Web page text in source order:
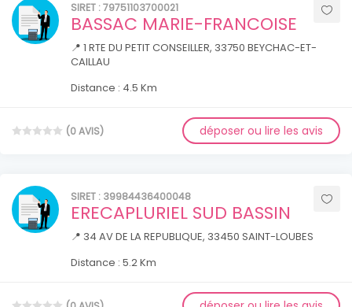
SIRET : 79751103700021
BASSAC MARIE-FRANCOISE
📍 1 RTE DU PETIT CONSEILLER, 33750 BEYCHAC-ET-
CAILLAU
Distance : 4.5 Km
(0 AVIS) déposer ou lire les avis
SIRET : 39984436400048
ERECAPLURIEL SUD BASSIN
📍 34 AV DE LA REPUBLIQUE, 33450 SAINT-LOUBES
Distance : 5.2 Km